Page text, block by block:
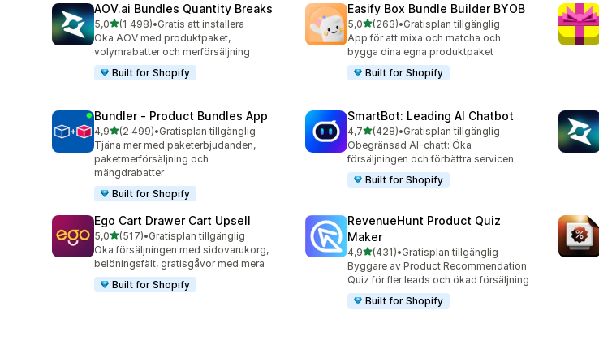
AOV.ai Bundles Quantity Breaks
5,0av 5 stjärnor
(1 498)
1498 recensioner totalt
•Gratis att installera
Öka AOV med produktpaket,
volymrabatter och merförsäljning
Built for Shopify
Easify Box Bundle Builder BYOB
5,0av 5 stjärnor
(263)
263 recensioner totalt
•Gratisplan tillgänglig
App för att mixa och matcha och
bygga dina egna produktpaket
Built for Shopify
Bundler ‑ Product Bundles App
4,9av 5 stjärnor
(2 499)
2499 recensioner totalt
•Gratisplan tillgänglig
Tjäna mer med paketerbjudanden,
paketmerförsäljning och
mängdrabatter
Built for Shopify
SmartBot: Leading AI Chatbot
4,7av 5 stjärnor
(428)
428 recensioner totalt
•Gratisplan tillgänglig
Obegränsad AI-chatt: Öka
försäljningen och förbättra servicen
Built for Shopify
Ego Cart Drawer Cart Upsell
5,0av 5 stjärnor
(517)
517 recensioner totalt
•Gratisplan tillgänglig
Öka försäljningen med sidovarukorg,
belöningsfält, gratisgåvor med mera
Built for Shopify
RevenueHunt Product Quiz
Maker
4,9av 5 stjärnor
(431)
431 recensioner totalt
•Gratisplan tillgänglig
Byggare av Product Recommendation
Quiz för fler leads och ökad försäljning
Built for Shopify